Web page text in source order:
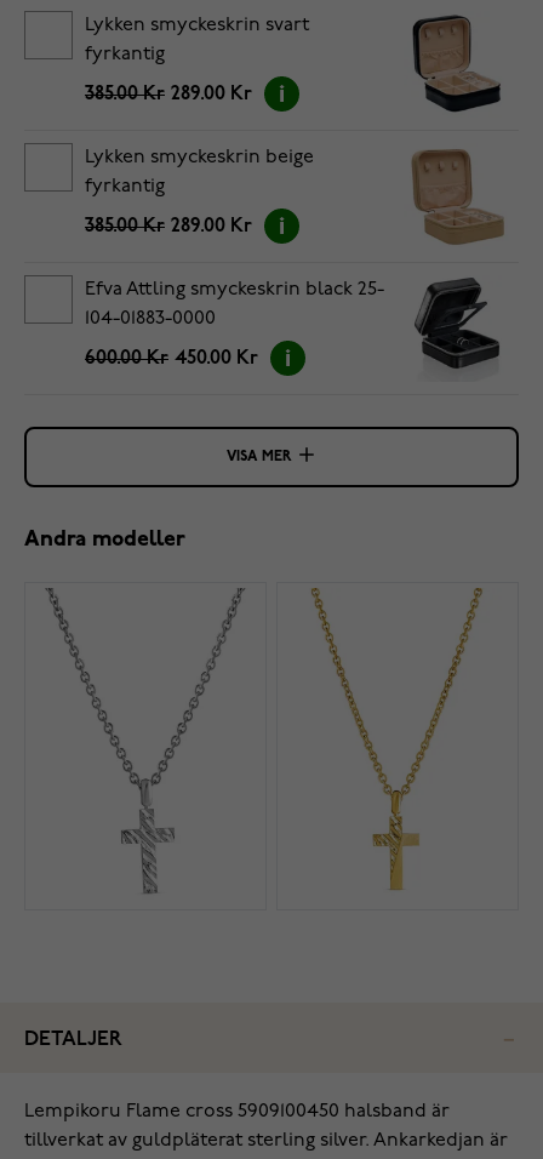
Lykken smyckeskrin svart
fyrkantig
385.00 Kr 289.00 Kr
Lykken smyckeskrin beige
fyrkantig
385.00 Kr 289.00 Kr
Efva Attling smyckeskrin black 25-
104-01883-0000
600.00 Kr 450.00 Kr
VISA MER
Andra modeller
DETALJER
Lempikoru Flame cross 5909100450 halsband är
tillverkat av guldpläterat sterling silver. Ankarkedjan är